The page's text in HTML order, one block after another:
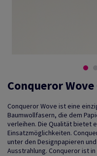
Conqueror
Conqueror Wove ist eine
Baumwollfasern, die dem
verleihen. Die Qualität bietet
Einsatzmöglichkeiten.
unter den Designpapieren
Ausstrahlung. Conqueror ist